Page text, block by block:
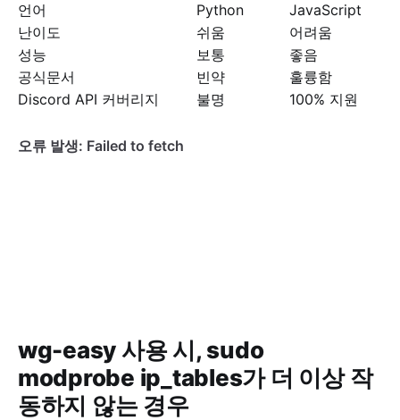
언어
Python
JavaScript
난이도
쉬움
어려움
성능
보통
좋음
공식문서
빈약
훌륭함
Discord API 커버리지
불명 100% 지원
wg-easy 사용 시, sudo
modprobe ip_tables가 더 이상 작
동하지 않는 경우